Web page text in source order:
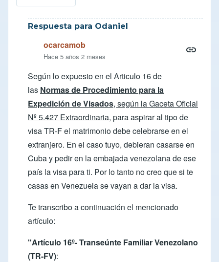
Respuesta para Odaniel
ocarcamob
Hace 5 años 2 meses
Según lo expuesto en el Articulo 16 de
las Normas de Procedimiento para la
Expedición de Visados, según la Gaceta Oficial
Nº 5.427 Extraordinaria, para aspirar al tipo de
visa TR-F el matrimonio debe celebrarse en el
extranjero. En el caso tuyo, debieran casarse en
Cuba y pedir en la embajada venezolana de ese
país la visa para ti. Por lo tanto no creo que si te
casas en Venezuela se vayan a dar la visa.
Te transcribo a continuación el mencionado
artículo:
"Artículo 16º- Transeúnte Familiar Venezolano
(TR-FV):